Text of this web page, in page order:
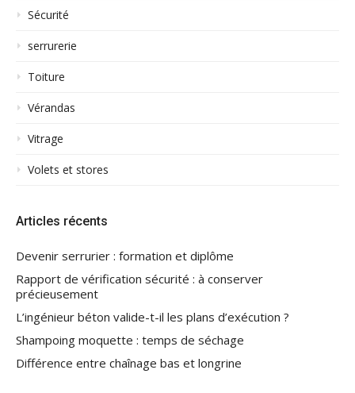
Sécurité
serrurerie
Toiture
Vérandas
Vitrage
Volets et stores
Articles récents
Devenir serrurier : formation et diplôme
Rapport de vérification sécurité : à conserver
précieusement
L’ingénieur béton valide-t-il les plans d’exécution ?
Shampoing moquette : temps de séchage
Différence entre chaînage bas et longrine